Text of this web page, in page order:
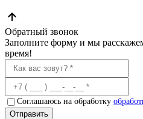
Обратный звонок
Заполните форму и мы
время!
Соглашаюсь на обработку
Отправить